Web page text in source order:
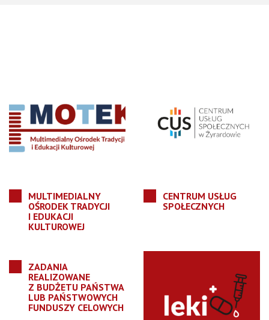
MULTIMEDIALNY
OŚRODEK TRADYCJI
I EDUKACJI
KULTUROWEJ
CENTRUM USŁUG
SPOŁECZNYCH
ZADANIA
REALIZOWANE
Z BUDŻETU PAŃSTWA
LUB PAŃSTWOWYCH
FUNDUSZY CELOWYCH